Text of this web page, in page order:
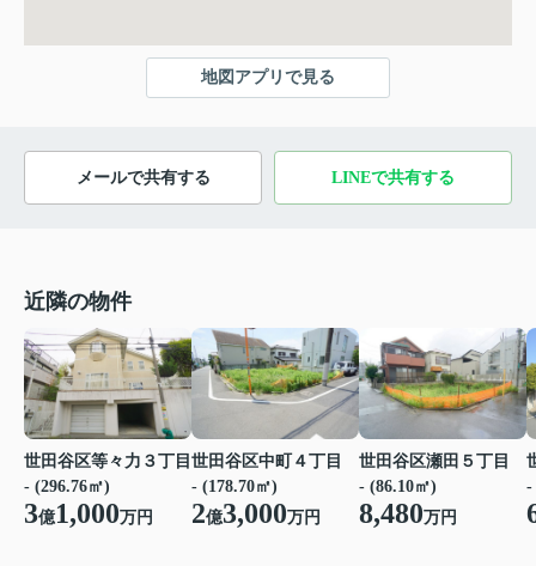
地図アプリで見る
メールで共有する LINEで共有する
近隣の物件
世田谷区等々力３丁目
- (296.76㎡)
3億1,000万円
世田谷区中町４丁目
- (178.70㎡)
2億3,000万円
世田谷区瀬田５丁目
- (86.10㎡)
8,480万円
-